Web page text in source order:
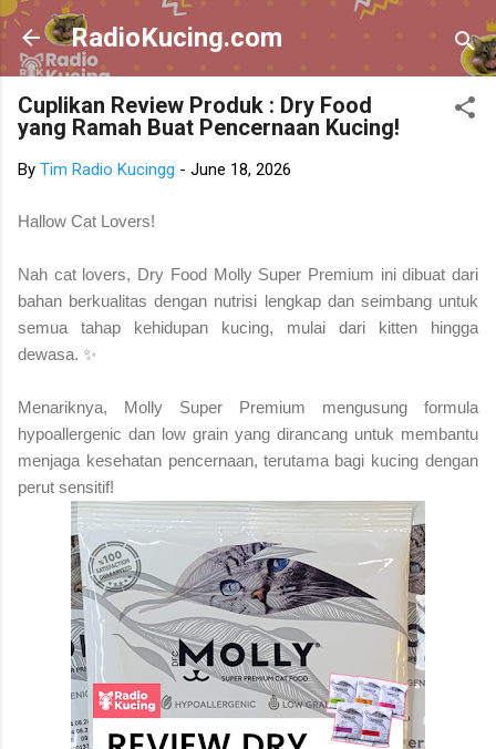
Skip to main content
RadioKucing.com
Cuplikan Review Produk : Dry Food
yang Ramah Buat Pencernaan Kucing!
By Tim Radio Kucingg - June 18, 2026
Hallow Cat Lovers!
Nah cat lovers, Dry Food Molly Super Premium ini dibuat dari
bahan berkualitas dengan nutrisi lengkap dan seimbang untuk
semua tahap kehidupan kucing, mulai dari kitten hingga
dewasa. ✨
Menariknya, Molly Super Premium mengusung formula
hypoallergenic dan low grain yang dirancang untuk membantu
menjaga kesehatan pencernaan, terutama bagi kucing dengan
perut sensitif!